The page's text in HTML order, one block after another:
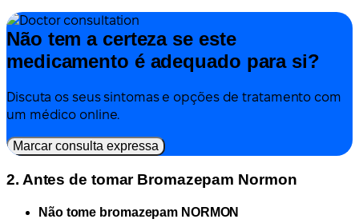
Não tem a certeza se este
medicamento é adequado para si?
Discuta os seus sintomas e opções de tratamento com
um médico online.
Marcar consulta expressa
2. Antes de tomar Bromazepam Normon
Não tome bromazepam NORMON